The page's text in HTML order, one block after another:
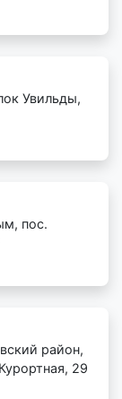
Увильды,
пос.
район,
29